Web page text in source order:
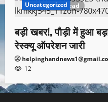
1 minute read
Uncategorized
बड़ी खबर!, पौड़ी में हुआ
रेस्क्यू ऑपरेशन जारी
12